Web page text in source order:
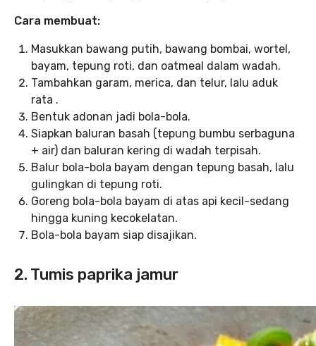
Cara membuat:
Masukkan bawang putih, bawang bombai, wortel,
bayam, tepung roti, dan oatmeal dalam wadah.
Tambahkan garam, merica, dan telur, lalu aduk
rata .
Bentuk adonan jadi bola-bola.
Siapkan baluran basah (tepung bumbu serbaguna
+ air) dan baluran kering di wadah terpisah.
Balur bola-bola bayam dengan tepung basah, lalu
gulingkan di tepung roti.
Goreng bola-bola bayam di atas api kecil-sedang
hingga kuning kecokelatan.
Bola-bola bayam siap disajikan.
2. Tumis paprika jamur